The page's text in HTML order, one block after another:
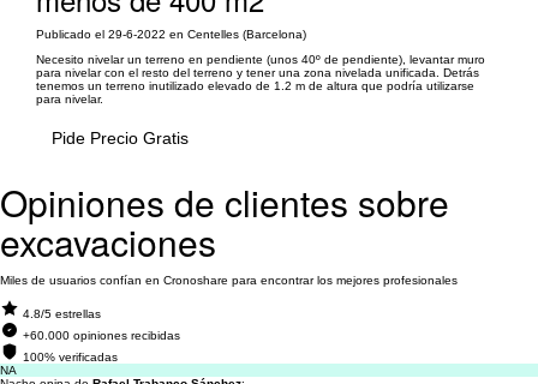
Publicado el 29-6-2022 en Centelles (Barcelona)
Necesito nivelar un terreno en pendiente (unos 40º de pendiente), levantar muro
para nivelar con el resto del terreno y tener una zona nivelada unificada. Detrás
tenemos un terreno inutilizado elevado de 1.2 m de altura que podría utilizarse
para nivelar.
Pide Precio Gratis
Opiniones de clientes sobre
excavaciones
Miles de usuarios confían en Cronoshare para encontrar los mejores profesionales
4.8/5 estrellas
+60.000 opiniones recibidas
100% verificadas
NA